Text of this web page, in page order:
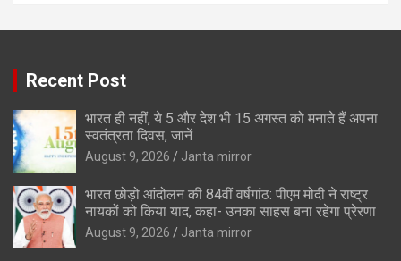
Recent Post
भारत ही नहीं, ये 5 और देश भी 15 अगस्त को मनाते हैं अपना
स्वतंत्रता दिवस, जानें
August 9, 2026 Janta mirror
भारत छोड़ो आंदोलन की 84वीं वर्षगांठ: पीएम मोदी ने राष्ट्र
नायकों को किया याद, कहा- उनका साहस बना रहेगा प्रेरणा
August 9, 2026 Janta mirror